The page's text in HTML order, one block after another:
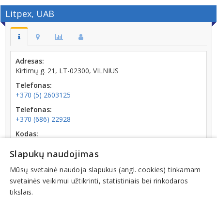
Litpex, UAB
Adresas:
Kirtimų g. 21, LT-02300, VILNIUS
Telefonas:
+370 (5) 2603125
Telefonas:
+370 (686) 22928
Kodas:
Registracijos data:
2009-06-19
Apyvarta:
0 € (2022 m.)
Slapukų naudojimas
Mūsų svetainė naudoja slapukus (angl. cookies) tinkamam
svetainės veikimui užtikrinti, statistiniais bei rinkodaros
tikslais.